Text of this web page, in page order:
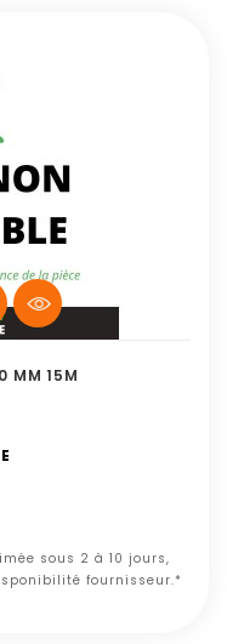
MM 15M
sous 2 à 10 jours,
fournisseur.*